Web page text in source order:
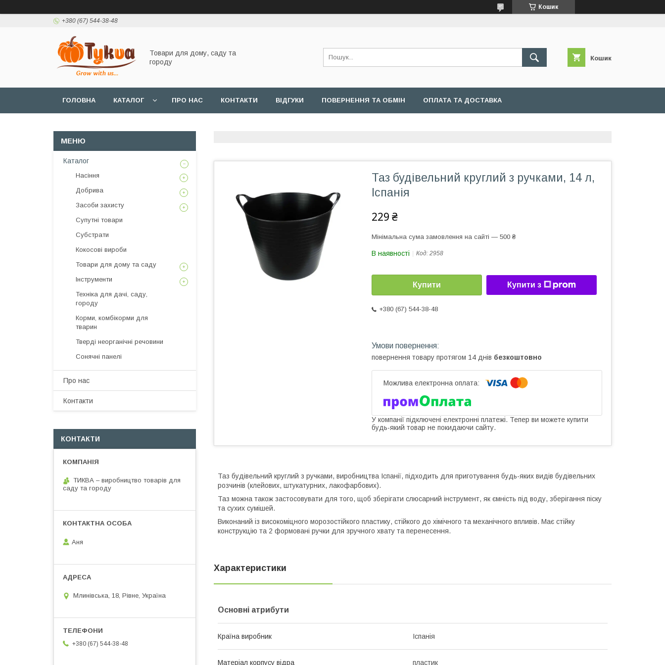
Кошик
+380 (67) 544-38-48
Товари для дому, саду та
городу
Кошик
ГОЛОВНА КАТАЛОГ ПРО НАС КОНТАКТИ ВІДГУКИ ПОВЕРНЕННЯ ТА ОБМІН ОПЛАТА ТА ДОСТАВКА
Таз будівельний круглий з ручками, 14 л,
Іспанія
229 ₴
Мінімальна сума замовлення на сайті — 500 ₴
В наявності Код: 2958
Купити Купити з
+380 (67) 544-38-48
повернення товару протягом 14 днів безкоштовно
У компанії підключені електронні платежі. Тепер ви можете купити
будь-який товар не покидаючи сайту.
Таз будівельний круглий з ручками, виробництва Іспанії, підходить для приготування будь-яких видів будівельних
розчинів (клейових, штукатурних, лакофарбових).
Таз можна також застосовувати для того, щоб зберігати слюсарний інструмент, як ємність під воду, зберігання піску
та сухих сумішей.
Виконаний із високоміцного морозостійкого пластику, стійкого до хімічного та механічного впливів. Має стійку
конструкцію та 2 формовані ручки для зручного хвату та перенесення.
Характеристики
Основні атрибути
Країна виробник Іспанія
Матеріал корпусу відра пластик
Каталог
Насіння
Добрива
Засоби захисту
Супутні товари
Субстрати
Кокосові вироби
Товари для дому та саду
Інструменти
Техніка для дачі, саду,
городу
Корми, комбікорми для
тварин
Тверді неорганічні речовини
Сонячні панелі
Про нас
Контакти
КОНТАКТИ
ТИКВА – виробництво товарів для
саду та городу
Аня
Млинівська, 18, Рівне, Україна
+380 (67) 544-38-48